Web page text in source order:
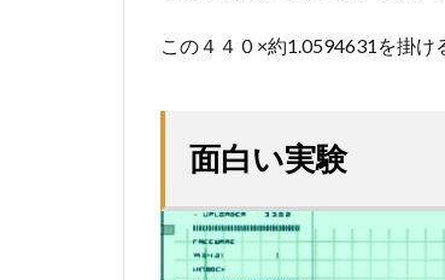
この４４０×約1.0594631を掛け
面白い実験